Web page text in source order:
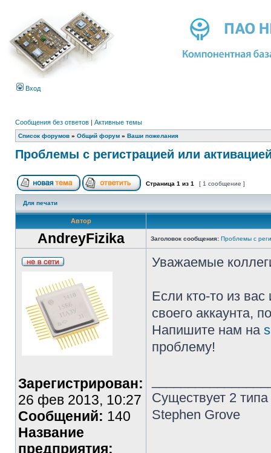
Вход
Сообщения без ответов | Активные темы
Список форумов » Общий форум » Ваши пожелания
Проблемы с регистрацией или
Страница 1 из 1 [ 1 сообщение ]
Для печати
Автор
AndreyFizika Заголовок сообщения: Проблемы с
Зарегистрирован:
26 фев 2013, 10:27
Сообщений: 140
Название
предприятия:
Уважаемые
Если кто-то из
своего аккаунта,
Напишите нам на
проблему!
Существует 2
Stephen Grove